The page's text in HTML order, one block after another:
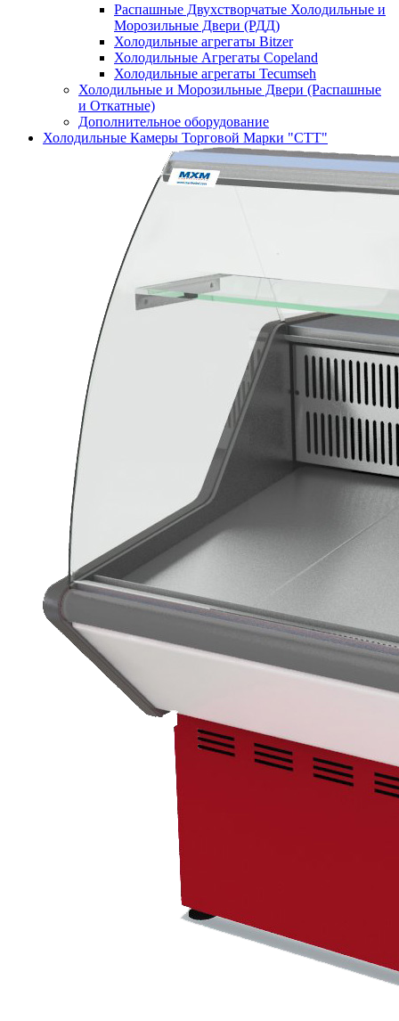
Распашные Двухстворчатые Холодильные и
Морозильные Двери (РДД)
Холодильные агрегаты Bitzer
Холодильные Агрегаты Copeland
Холодильные агрегаты Tecumseh
Холодильные и Морозильные Двери (Распашные
и Откатные)
Дополнительное оборудование
Холодильные Камеры Торговой Марки "СТТ"